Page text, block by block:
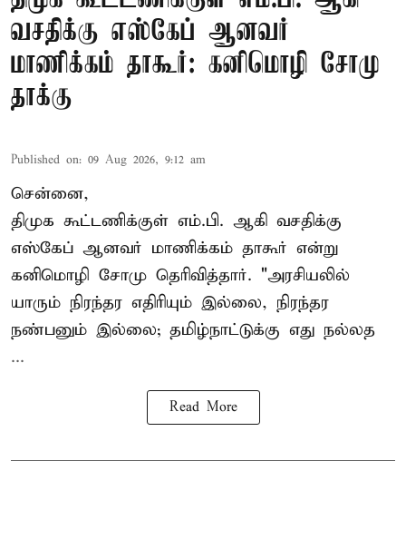
வசதிக்கு எஸ்கேப் ஆனவர்
மாணிக்கம் தாகூர்: கனிமொழி சோமு
தாக்கு
Published on: 09 Aug 2026, 9:12 am
சென்னை,
திமுக கூட்டணிக்குள் எம்.பி. ஆகி வசதிக்கு
எஸ்கேப் ஆனவர் மாணிக்கம் தாகூர் என்று
கனிமொழி சோமு தெரிவித்தார். "அரசியலில்
யாரும் நிரந்தர எதிரியும் இல்லை, நிரந்தர
நண்பனும் இல்லை; தமிழ்நாட்டுக்கு எது நல்லத
...
Read More